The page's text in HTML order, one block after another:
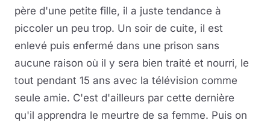
père d'une petite fille, il a juste tendance à
piccoler un peu trop. Un soir de cuite, il est
enlevé puis enfermé dans une prison sans
aucune raison où il y sera bien traité et nourri, le
tout pendant 15 ans avec la télévision comme
seule amie. C'est d'ailleurs par cette dernière
qu'il apprendra le meurtre de sa femme. Puis on